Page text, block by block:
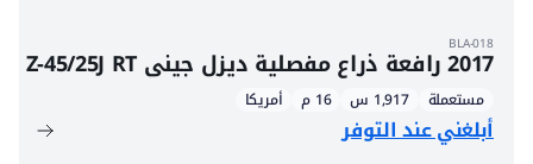
BLA-018
2017 رافعة ذراع مفصلية ديزل جيني Z-45/25J RT
مستعملة 1,917 س 16 م أمريكا
أبلغني عند التوفر